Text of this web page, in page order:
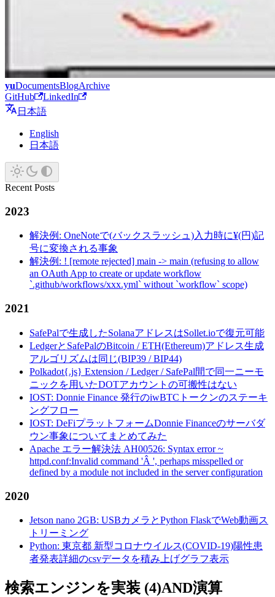
yuDocumentsBlogArchive
GitHub
LinkedIn
日本語
English
日本語
Recent Posts
2023
解決例: OneNoteで(バックスラッシュ)入力時に¥(円)記
号に変換される事象
解決例: ! [remote rejected] main -> main (refusing to allow
an OAuth App to create or update workflow
`.github/workflows/xxx.yml` without `workflow` scope)
2021
SafePalで生成したSolanaアドレスはSollet.ioで復元可能
LedgerとSafePalのBitcoin / ETH(Ethereum)アドレス生成
アルゴリズムは同じ(BIP39 / BIP44)
Polkadot{.js} Extension / Ledger / SafePal間で同一ニーモ
ニックを用いたDOTアカウントの可搬性はない
IOST: Donnie Finance 発行のiwBTCトークンのステーキ
ングフロー
IOST: DeFiプラットフォームDonnie Financeのサーバダ
ウン事象についてまとめてみた
Apache エラー解決法 AH00526: Syntax error ~
httpd.conf:Invalid command 'Â ', perhaps misspelled or
defined by a module not included in the server configuration
2020
Jetson nano 2GB: USBカメラとPython FlaskでWeb動画ス
トリーミング
Python: 東京都 新型コロナウイルス(COVID-19)陽性患
者発表詳細のcsvデータを積み上げグラフ表示
検索エンジンを実装 (4)AND演算